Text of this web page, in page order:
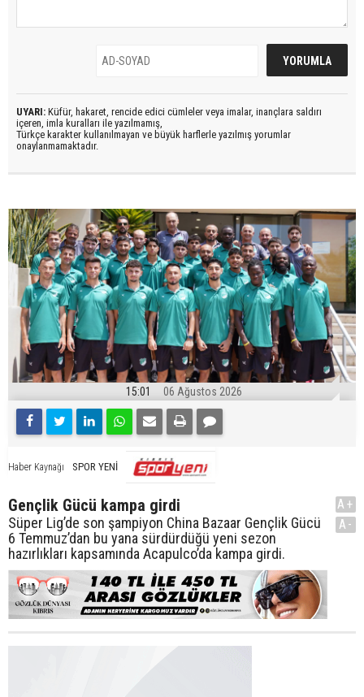
UYARI: Küfür, hakaret, rencide edici cümleler veya imalar, inançlara saldırı
içeren, imla kuralları ile yazılmamış,
Türkçe karakter kullanılmayan ve büyük harflerle yazılmış yorumlar
onaylanmamaktadır.
15:01 06 Ağustos 2026
Haber Kaynağı SPOR YENİ
Gençlik Gücü kampa girdi
Süper Lig’de son şampiyon China Bazaar Gençlik Gücü
6 Temmuz’dan bu yana sürdürdüğü yeni sezon
hazırlıkları kapsamında Acapulco’da kampa girdi.
A+
A-